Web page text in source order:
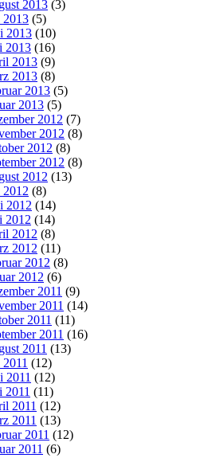
2013 (3)
2013 (5)
2013 (10)
2013 (16)
2013 (9)
2013 (8)
2013 (5)
2013 (5)
2012 (7)
2012 (8)
2012 (8)
2012 (8)
2012 (13)
2012 (8)
2012 (14)
2012 (14)
2012 (8)
2012 (11)
2012 (8)
2012 (6)
2011 (9)
2011 (14)
2011 (11)
2011 (16)
2011 (13)
(12)
2011 (12)
2011 (11)
2011 (12)
2011 (13)
2011 (12)
2011 (6)